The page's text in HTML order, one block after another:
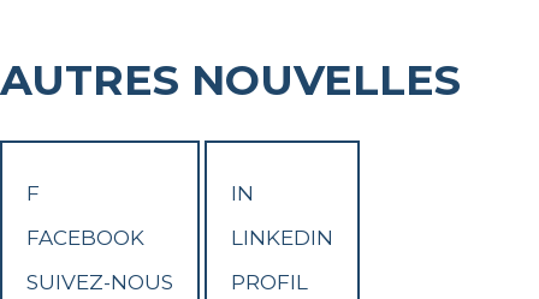
AUTRES NOUVELLES
F
FACEBOOK
SUIVEZ-NOUS
IN
LINKEDIN
PROFIL